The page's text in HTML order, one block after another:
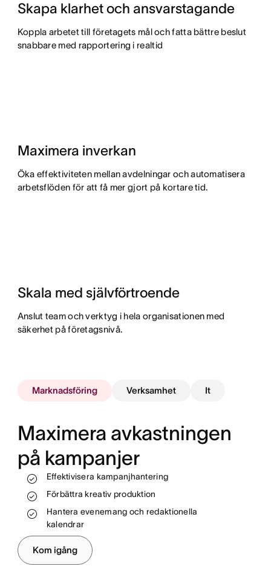
Skapa klarhet och ansvarstagande
Koppla arbetet till företagets mål och fatta bättre beslut
snabbare med rapportering i realtid
Maximera inverkan
Öka effektiviteten mellan avdelningar och automatisera
arbetsflöden för att få mer gjort på kortare tid.
Skala med självförtroende
Anslut team och verktyg i hela organisationen med
säkerhet på företagsnivå.
Marknadsföring Verksamhet It
Maximera avkastningen
på kampanjer
Effektivisera kampanjhantering
Förbättra kreativ produktion
Hantera evenemang och redaktionella
kalendrar
Kom igång
Följ upp arbetet och se förlopp i realtid
Standardisera och automatisera processer
Tilldela resurser på ett effektivare sätt
Automatisera och effektivisera dina
arbetsflöden
Hantera introduktion för nyanställda och
anställningsavslut